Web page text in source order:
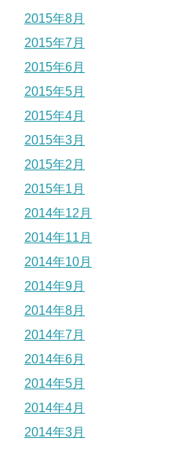
2015年8月
2015年7月
2015年6月
2015年5月
2015年4月
2015年3月
2015年2月
2015年1月
2014年12月
2014年11月
2014年10月
2014年9月
2014年8月
2014年7月
2014年6月
2014年5月
2014年4月
2014年3月